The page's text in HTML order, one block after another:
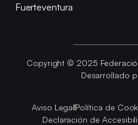
Fuerteventura
Copyright © 2025
Desarrollado
Aviso LegalPolítica de
Declaración de